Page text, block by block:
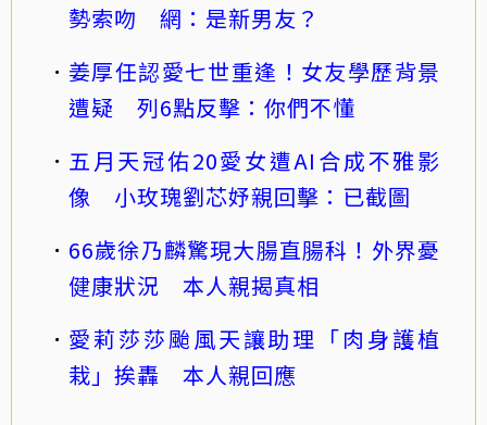
勢索吻 網：是新男友？
姜厚任認愛七世重逢！女友學歷背景
遭疑 列6點反擊：你們不懂
五月天冠佑20愛女遭AI合成不雅影
像 小玫瑰劉芯妤親回擊：已截圖
66歲徐乃麟驚現大腸直腸科！外界憂
健康狀況 本人親揭真相
愛莉莎莎颱風天讓助理「肉身護植
栽」挨轟 本人親回應